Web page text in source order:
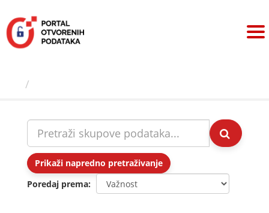
sadržaj
Prikaži napredno pretraživanje
Poredaj prema